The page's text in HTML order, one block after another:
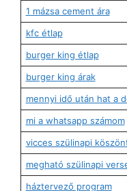
1 mázsa cement ára
kfc étlap
burger king étlap
burger king árak
mennyi idő után hat a
mi a whatsapp számom
vicces szülinapi
megható szülinapi
háztervező program